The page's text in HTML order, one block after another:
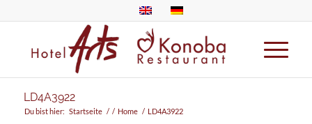
LD4A3922
Du bist hier: Startseite / / Home / LD4A3922